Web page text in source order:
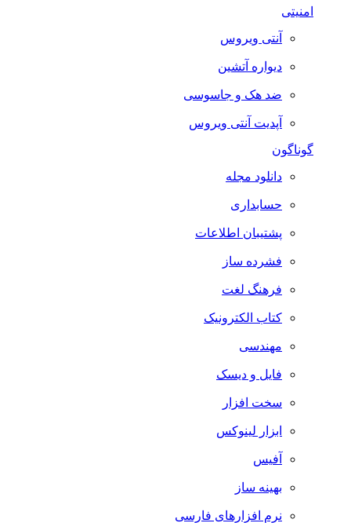
امنیتی
آنتی ویروس
دیواره آتشین
ضد هک و جاسوسی
آپدیت آنتی ویروس
گوناگون
دانلود مجله
حسابداری
پشتیبان اطلاعات
فشرده ساز
فرهنگ لغت
کتاب الکترونیک
مهندسی
فایل و دیسک
سخت افزار
ابزار لینوکس
آفیس
بهینه ساز
نرم افزارهای فارسی